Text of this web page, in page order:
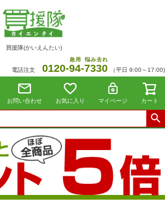
買援隊(かいえんたい)
電話注文 0120-94
急用
-7330
悩み去れ
（平日 9:00～17:00)
お問い合わせ お気に入り マイページ カート